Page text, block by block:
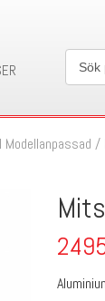
Modellanpassad /